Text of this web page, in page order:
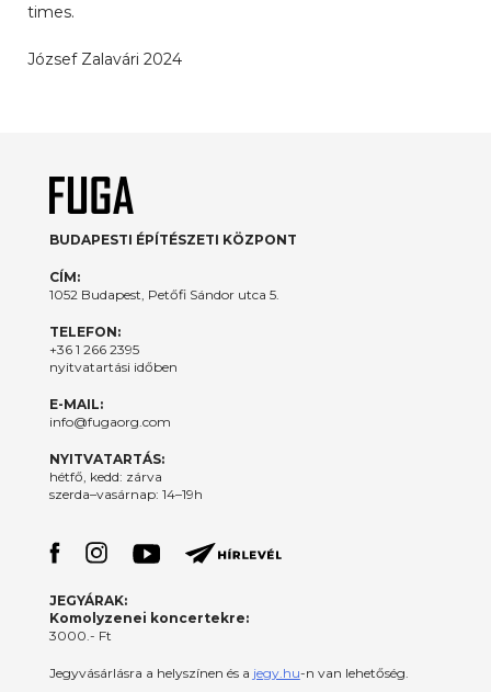
times.
József Zalavári 2024
BUDAPESTI ÉPÍTÉSZETI KÖZPONT
CÍM:
1052 Budapest, Petőfi Sándor utca 5.
TELEFON:
+36 1 266 2395
nyitvatartási időben
E-MAIL:
info@fugaorg.com
NYITVATARTÁS:
hétfő, kedd: zárva
szerda–vasárnap: 14–19h
JEGYÁRAK:
Komolyzenei koncertekre:
3000.- Ft
Jegyvásárlásra a helyszínen és a jegy.hu-n van lehetőség.